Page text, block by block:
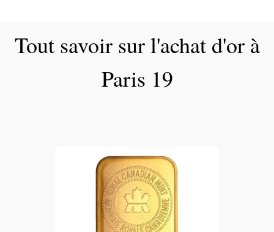
Tout savoir sur l'achat d'or à
Paris 19